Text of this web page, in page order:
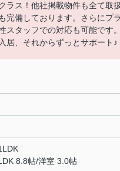
ラス！他社掲載物件も全て取
完備しております。さらにプ
スタッフでの対応も可能です
居、それからずっとサポート♪
8.8帖/洋室 3.0帖